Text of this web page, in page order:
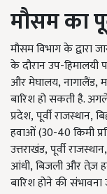
मौसम का
मौसम विभाग के द्वारा
के दौरान उप-
और मेघालय, नागालैंड,
बारिश हो सकती है.
प्रदेश, पूर्वी
हवाओं (30-40 किमी
उत्तराखंड, पूर्वी
आंधी, बिजली और तेज़
बारिश होने की